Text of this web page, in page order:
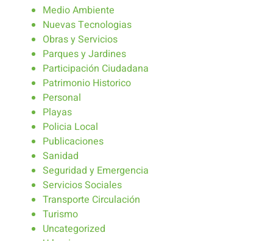
Medio Ambiente
Nuevas Tecnologias
Obras y Servicios
Parques y Jardines
Participación Ciudadana
Patrimonio Historico
Personal
Playas
Policia Local
Publicaciones
Sanidad
Seguridad y Emergencia
Servicios Sociales
Transporte Circulación
Turismo
Uncategorized